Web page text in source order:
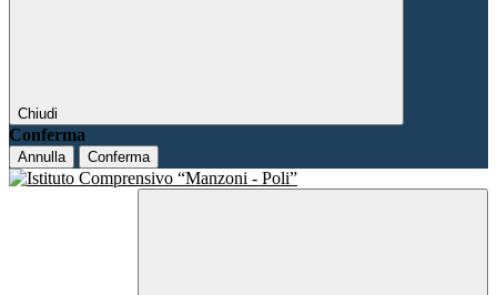
Chiudi
Conferma
Annulla Conferma